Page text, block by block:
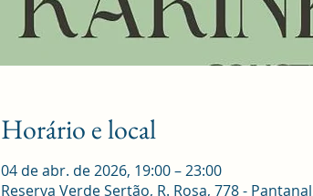
Horário e local
04 de abr. de 2026, 19:00 – 23:00
Reserva Verde Sertão, R. Rosa, 778 -